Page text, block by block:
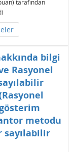
tarafından
bilgi
Rasyonel
metodu
sayılabilir